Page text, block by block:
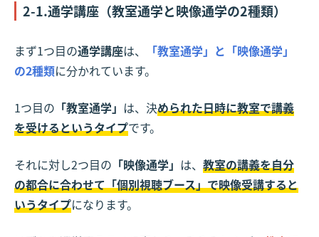
2-1.通学講座（教室通学と映像通学の2種類）
まず1つ目の通学講座は、
「教室通学」と「映像通学」
の2種類に分かれています。
1つ目の 「教室通学」 は、決められた日時に教室で講義
を受けるというタイプです。
それに対し2つ目の 「映像通学」 は、 教室の講義を自分
の都合に合わせて「個別視聴ブース」で映像受講すると
いうタイプになります。